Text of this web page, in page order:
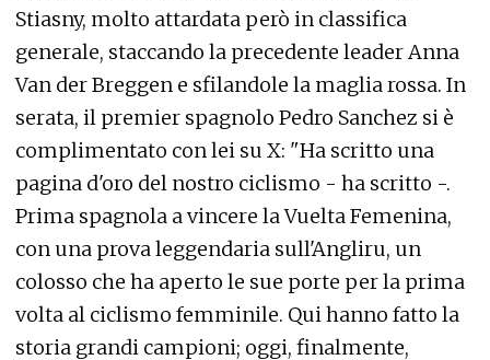
Stiasny, molto attardata però in classifica
generale, staccando la precedente leader Anna
Van der Breggen e sfilandole la maglia rossa. In
serata, il premier spagnolo Pedro Sanchez si è
complimentato con lei su X: "Ha scritto una
pagina d'oro del nostro ciclismo - ha scritto -.
Prima spagnola a vincere la Vuelta Femenina,
con una prova leggendaria sull'Angliru, un
colosso che ha aperto le sue porte per la prima
volta al ciclismo femminile. Qui hanno fatto la
storia grandi campioni; oggi, finalmente,